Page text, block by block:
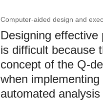
Computer-aided design and
Designing
is difficult because
concept of the Q-
when
automated